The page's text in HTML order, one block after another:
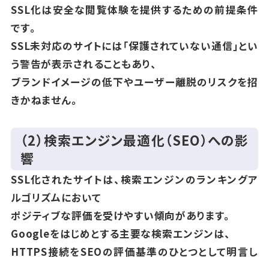
SSL化は安全な閲覧体験を提供するための前提条件
です。
SSL未対応のサイトには「保護されていない通信」とい
う警告が表示されることもあり、
ブランドイメージの低下やユーザー離脱のリスクを招
きかねません。
（2）検索エンジン最適化（SEO）への影
響
SSL化されたサイトは、検索エンジンのランキングア
ルゴリズムにおいて
ポジティブな評価を受けやすい傾向があります。
Googleをはじめとする主要な検索エンジンは、
HTTPS接続をSEOの評価基準のひとつとして明言し